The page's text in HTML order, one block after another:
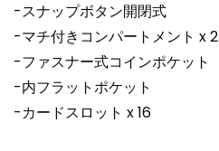
-スナップボタン開閉式
-マチ付きコンパートメント x 2
-ファスナー式コインポケット
-内フラットポケット
-カードスロット x 16